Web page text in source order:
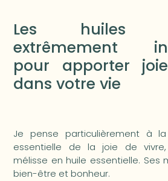
Les huiles
extrêmement
pour apporter
dans votre vie
Je pense particulièrement à la
essentielle de la joie de
mélisse en huile essentielle. Ses
bien-être et bonheur.